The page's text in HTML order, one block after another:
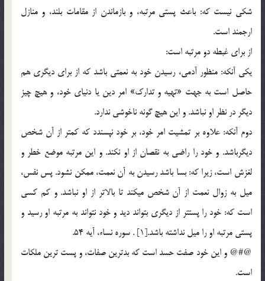
شكي نيست كه: باعث پستي مرتبه، و بازماندن از مقامات بلند، و منازل
ارجمند است.
از براي غبطه دو مرتبه است:
يكي آنكه: منظور آدمي، رسيدن خود به نعمتي باشد كه از براي ديگري هم
حاصل است به جهت «تهيه و تدارك» امر دين يا دنياي خود، و هيچ چيز
ديگر در نظر او نباشد. و اين هيچ گونه ناخوشي ندارد.
دوم آنكه: علاوه بر تمشيت امر خود، بر خود نپسندد كه كمتر از آن شخص
ديگرباشد. و خود را راضي به نقصان از او نكند. و اين مرتبه موضع خطر و
لغزش است، زيرا كه: بسا باشد رسيدن به آن نعمت، ممكن نشود. پس نفس،
ميل به زوال نعمت از آن شخص مي‏كند تا بالاتر از او نباشد. و كم كسي
است كه: خود را پست‏تر از ديگري بتواند ديد و خود نتواند به مرتبه او رسيد و
پستي مرتبه او را ميل نداشته باشد.[1] . سوره نساء، آيه 54.
@#@ و اين خود صفت حسد است كه بدترين صفات، و پست ترين ملكات
است.